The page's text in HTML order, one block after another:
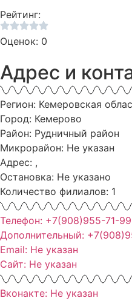
Рейтинг:
Оценок: 0
Адрес и
Регион: Кемеровская
Город: Кемерово
Район: Рудничный район
Микрорайон: Не указан
Адрес: ,
Остановка: Не указано
Количество филиалов: 1
Телефон: +7(908)955-71-99
Дополнительный:
Email: Не указан
Сайт: Не указан
Вконакте: Не указан